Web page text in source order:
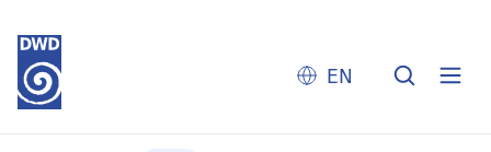
EN